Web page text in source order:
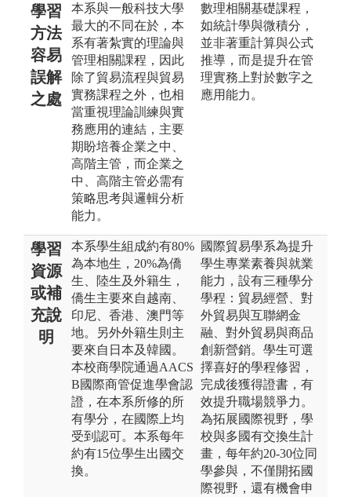
學習
方法
容易
誤解
之處
本系與一般科技大學
最大的不同在於，本
系有著紮實的理論與
管理相關課程，因此
除了貿易流程與貿易
實務課程之外，也相
當重視理論訓練與實
務應用的連結，主要
期盼培養企業之中、
高階主管，而企業之
中、高階主管必需有
策略思考與邏輯分析
能力。
數理相關基礎課程，
如統計學與微積分，
並非著重計算與公式
推導，而是提升在管
理實務上對於數字之
應用能力。
學習
資源
或補
充說
明
本系學生組成約有80%
為本地生，20%為僑
生、陸生及外籍生，
僑生主要來自越南、
印尼、香港、澳門等
地。另外外籍生則主
要來自日本及韓國。
本校商學院通過AACS
B國際商管促進學會認
證，在本系所修的所
有學分，在國際上均
受到認可。本系每年
約有15位學生出國交
換。
國際貿易學系為提升
學生專業素養與就業
能力，設有三種學分
學程：貿易經營、對
外貿易與互聯網金
融、對外貿易與商品
創新營銷。學生可選
擇喜好的學程修習，
完成後獲得證書，有
效提升職場競爭力。
為拓展國際視野，學
校與多國有交換生計
畫，每年約20-30位同
學參與，不僅開拓國
際視野，還有機會申